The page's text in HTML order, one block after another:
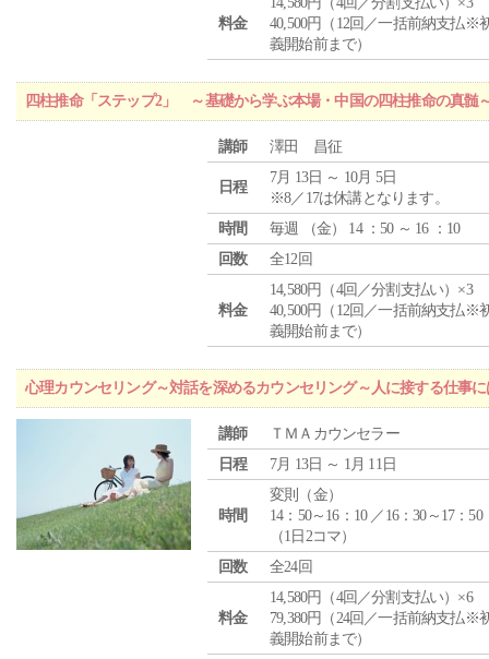
料金
40,500円（12回／一括前納支払※
義開始前まで）
四柱推命「ステップ2」 ～基礎から学ぶ本場・中国の四柱推命の真髄
講師 澤田 昌征
日程
7月 13日 ～ 10月 5日
※8／17は休講となります。
時間
毎週 （金） 14 ：50 ～ 16 ：10
回数
全12回
料金
14,580円（4回／分割支払い）×3
40,500円（12回／一括前納支払※
義開始前まで）
心理カウンセリング～対話を深めるカウンセリング～人に接する仕事
講師
ＴＭＡカウンセラー
日程
7月 13日 ～ 1月 11日
時間
変則（金）
14：50～16：10 ／16：30～17：50
（1日2コマ）
回数
全24回
料金
14,580円（4回／分割支払い）×6
79,380円（24回／一括前納支払※
義開始前まで）